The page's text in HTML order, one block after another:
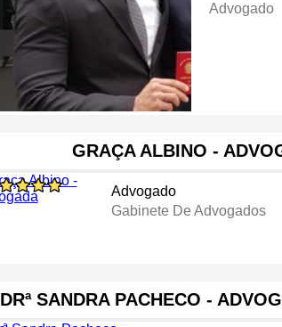
Advogado
GRAÇA ALBINO -
Advogado
Gabinete De Advogados
DRª SANDRA PACHECO -